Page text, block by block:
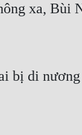
xa, Bùi
bị di